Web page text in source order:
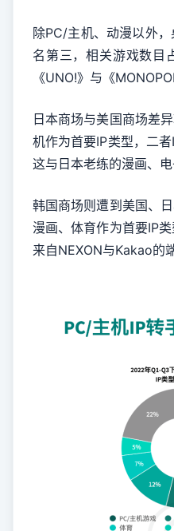
除PC/主机、动漫以外
名第三，相关游戏数目
《UNO!》与《
日本商场与美国商场差
机作为首要IP类型，二者
这与日本老练的漫画、电
韩国商场则遭到美国、
漫画、体育作为首要IP
来自NEXON与Kakao的